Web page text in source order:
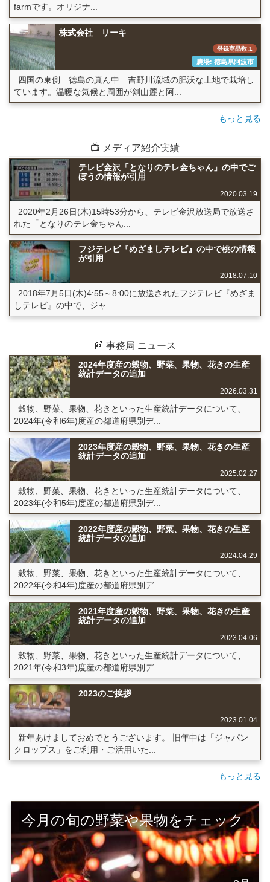
farmです。オリジナ...
株式会社 リーキ
登録商品数:1
農場: 徳島県阿波市
四国の東側 徳島の真ん中 吉野川流域の肥沃な土地で栽培し
ています。温暖な気候と周囲が剣山麓と阿...
もっと見る
📺 メディア紹介実績
テレビ金沢「となりのテレ金ちゃん」の中でご
ぼうの情報が引用
2020.03.19
2020年2月26日(木)15時53分から、テレビ金沢放送局で放送さ
れた「となりのテレ金ちゃん...
フジテレビ『めざましテレビ』の中で桃の情報
が引用
2018.07.10
2018年7月5日(木)4:55～8:00に放送されたフジテレビ『めざま
しテレビ』の中で、ジャ...
📰 事務局 ニュース
2024年度産の穀物、野菜、果物、花きの生産
統計データの追加
2026.03.31
穀物、野菜、果物、花きといった生産統計データについて、
2024年(令和6年)度産の都道府県別デ...
2023年度産の穀物、野菜、果物、花きの生産
統計データの追加
2025.02.27
穀物、野菜、果物、花きといった生産統計データについて、
2023年(令和5年)度産の都道府県別デ...
2022年度産の穀物、野菜、果物、花きの生産
統計データの追加
2024.04.29
穀物、野菜、果物、花きといった生産統計データについて、
2022年(令和4年)度産の都道府県別デ...
2021年度産の穀物、野菜、果物、花きの生産
統計データの追加
2023.04.06
穀物、野菜、果物、花きといった生産統計データについて、
2021年(令和3年)度産の都道府県別デ...
2023のご挨拶
2023.01.04
新年あけましておめでとうございます。 旧年中は「ジャパン
クロップス」をご利用・ご活用いた...
もっと見る
今月の旬の野菜や果物をチェック